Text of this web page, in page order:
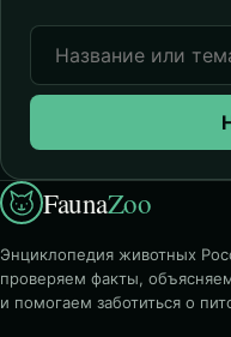
FaunaZoo
Энциклопедия животных
проверяем факты,
и помогаем заботиться о